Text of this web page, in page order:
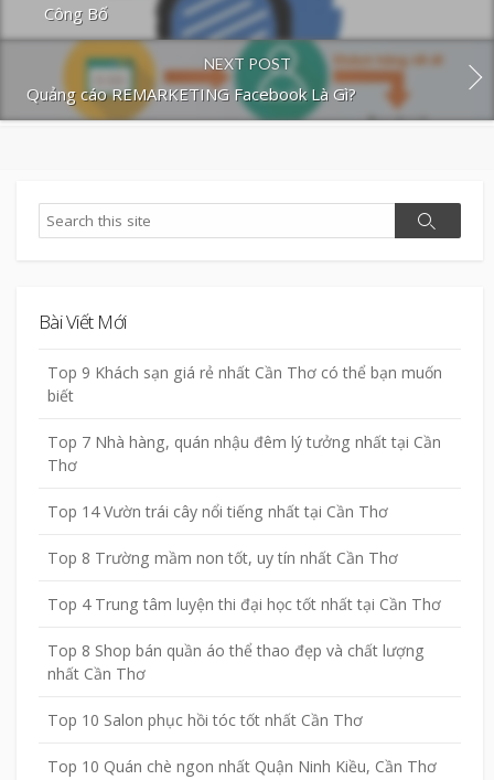
Công Bố
NEXT POST
Quảng cáo REMARKETING Facebook Là Gì?
Search
Search
Bài Viết Mới
Top 9 Khách sạn giá rẻ nhất Cần Thơ có thể bạn muốn
biết
Top 7 Nhà hàng, quán nhậu đêm lý tưởng nhất tại Cần
Thơ
Top 14 Vườn trái cây nổi tiếng nhất tại Cần Thơ
Top 8 Trường mầm non tốt, uy tín nhất Cần Thơ
Top 4 Trung tâm luyện thi đại học tốt nhất tại Cần Thơ
Top 8 Shop bán quần áo thể thao đẹp và chất lượng
nhất Cần Thơ
Top 10 Salon phục hồi tóc tốt nhất Cần Thơ
Top 10 Quán chè ngon nhất Quận Ninh Kiều, Cần Thơ